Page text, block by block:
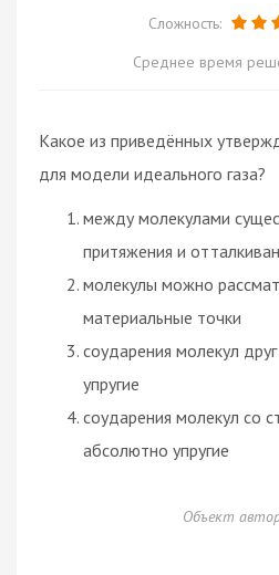
Сложность:
Среднее время
Какое из приведённых
для модели идеального газа?
между молекулами
притяжения и
молекулы можно
материальные точки
соударения молекул
упругие
соударения молекул со
абсолютно упругие
Объект